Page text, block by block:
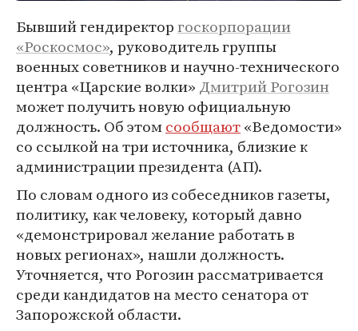
Бывший гендиректоргоскорпорации
«Роскосмос», руководитель группы
военных советников и научно-технического
центра «Царские волки» Дмитрий Рогозин
может получить новую официальную
должность. Об этомсообщают«Ведомости»
со ссылкой на три источника, близкие к
администрации президента (АП).
По словам одного из собеседников газеты,
политику, как человеку, который давно
«демонстрировал желание работать в
новых регионах», нашли должность.
Уточняется, что Рогозин рассматривается
среди кандидатов на место сенатора от
Запорожской области.